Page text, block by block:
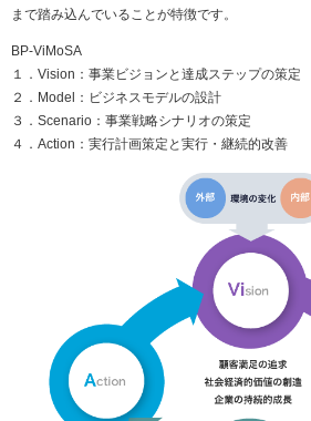
まで踏み込んでいることが特徴です。
BP-ViMoSA
１．Vision：事業ビジョンと達成ステップの策定
２．Model：ビジネスモデルの設計
３．Scenario：事業戦略シナリオの策定
４．Action：実行計画策定と実行・継続的改善